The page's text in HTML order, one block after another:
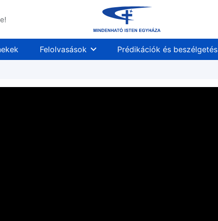
Felolvasások Prédikációk és beszélgetés